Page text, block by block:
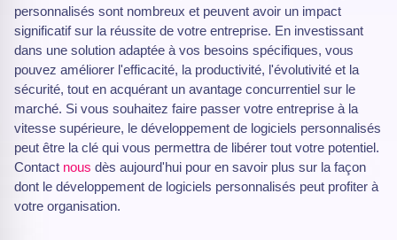
personnalisés sont nombreux et peuvent avoir un impact
significatif sur la réussite de votre entreprise. En investissant
dans une solution adaptée à vos besoins spécifiques, vous
pouvez améliorer l'efficacité, la productivité, l'évolutivité et la
sécurité, tout en acquérant un avantage concurrentiel sur le
marché. Si vous souhaitez faire passer votre entreprise à la
vitesse supérieure, le développement de logiciels personnalisés
peut être la clé qui vous permettra de libérer tout votre potentiel.
Contact nous dès aujourd'hui pour en savoir plus sur la façon
dont le développement de logiciels personnalisés peut profiter à
votre organisation.